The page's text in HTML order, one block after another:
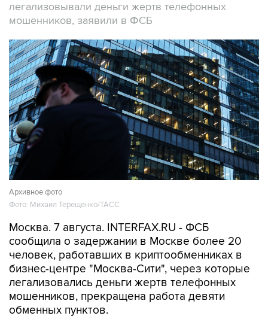
легализовывали деньги жертв телефонных
мошенников, заявили в ФСБ
Архивное фото
Фото: Михаил Терещенко/ТАСС
Москва. 7 августа. INTERFAX.RU - ФСБ
сообщила о задержании в Москве более 20
человек, работавших в криптообменниках в
бизнес-центре "Москва-Сити", через которые
легализовались деньги жертв телефонных
мошенников, прекращена работа девяти
обменных пунктов.